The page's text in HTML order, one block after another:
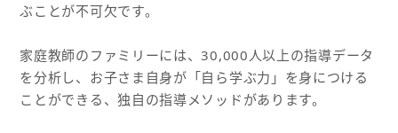
ぶことが不可欠です。
家庭教師のファミリーには、30,000人以上の指導データ
を分析し、お子さま自身が「自ら学ぶ力」を身につける
ことができる、独自の指導メソッドがあります。